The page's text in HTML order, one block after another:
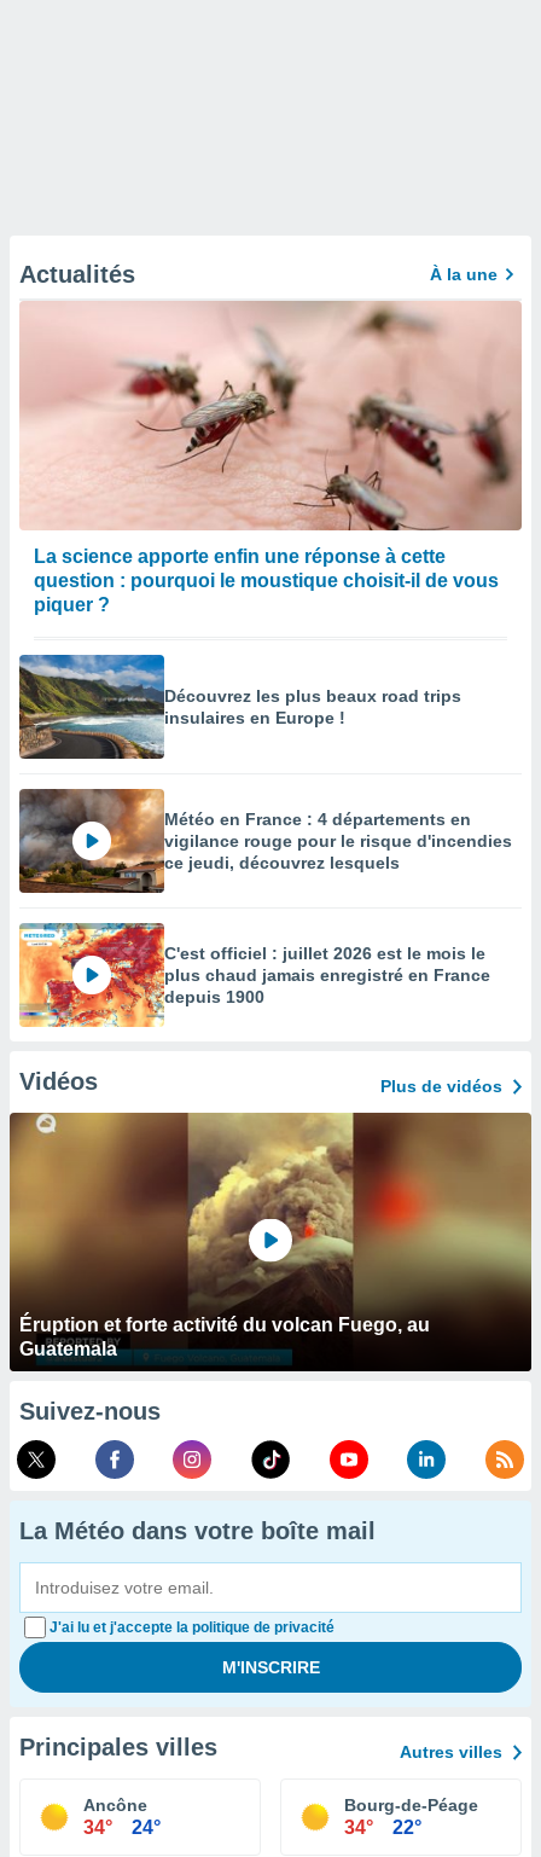
Actualités À la une
La science apporte enfin une réponse à cette
question : pourquoi le moustique choisit-il de vous
piquer ?
Découvrez les plus beaux road trips
insulaires en Europe !
Météo en France : 4 départements en
vigilance rouge pour le risque d'incendies
ce jeudi, découvrez lesquels
C'est officiel : juillet 2026 est le mois le
plus chaud jamais enregistré en France
depuis 1900
Vidéos Plus de vidéos
Éruption et forte activité du volcan Fuego, au
Guatemala
Suivez-nous
La Météo dans votre boîte mail
J'ai lu et j'accepte la politique de privacité
Principales villes Autres villes
Ancône
34° 24°
Bourg-de-Péage
34° 22°